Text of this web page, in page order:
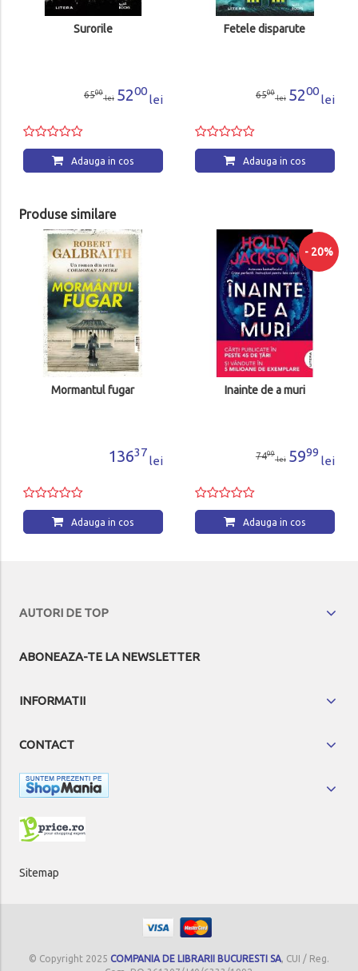
Surorile
6500
lei 5200
lei
Adauga in cos
Fetele disparute
6500
lei 5200
lei
Adauga in cos
Produse similare
Mormantul fugar
13637
lei
Adauga in cos
- 20%
Inainte de a muri
7499
lei 5999
lei
Adauga in cos
AUTORI DE TOP
ABONEAZA-TE LA NEWSLETTER
INFORMATII
CONTACT
Sitemap
© Copyright 2025 COMPANIA DE LIBRARII BUCURESTI SA, CUI / Reg.